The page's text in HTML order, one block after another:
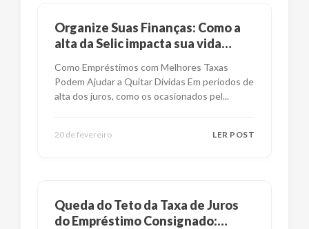
Organize Suas Finanças: Como a
alta da Selic impacta sua vida
Como Empréstimos com Melhores Taxas
Podem Ajudar a Quitar Dívidas Em períodos de
alta dos juros, como os ocasionados pel...
20 de fevereiro LER POST
Queda do Teto da Taxa de Juros
do Empréstimo Consignado: